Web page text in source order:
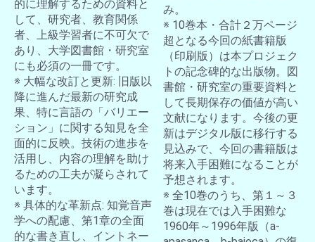
的に理解するための資料と
して、研究者、教育関係
者、上級学習者に不可欠で
あり、大学図書館・研究室
にも必須の一冊です。
※ 大幅な改訂と更新: 旧版以
降に進んだ最新の研究成
果、特に言語の「バリエー
ション」に関する知見を全
面的に反映。技術の進歩を
活用し、内容の理解を助け
るための工夫が凝らされて
います。
※ 具体的な革新点: 知覚音声
学への配慮、第1章の全面
的な書き直し、イントネー
み。
※ 10巻本・合計２万ページ
超となる今回の紙書籍版
（印刷版）は本プロジェク
トの記念碑的な出版物。図
書館・研究室の重要資料と
して長期保存の価値が高い
文献になります。今後の更
新はデジタル版に移行する
見込みで、今回の書籍版は
将来入手困難になることが
予想されます。
※ 全10巻のうち、第１～３
巻は現在では入手困難な
1960年～1996年版（a-